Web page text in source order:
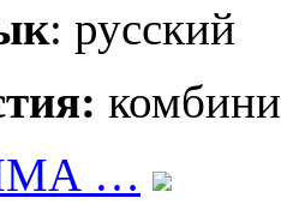
: русский
…